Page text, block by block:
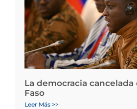
La democracia
Faso
Leer Más >>